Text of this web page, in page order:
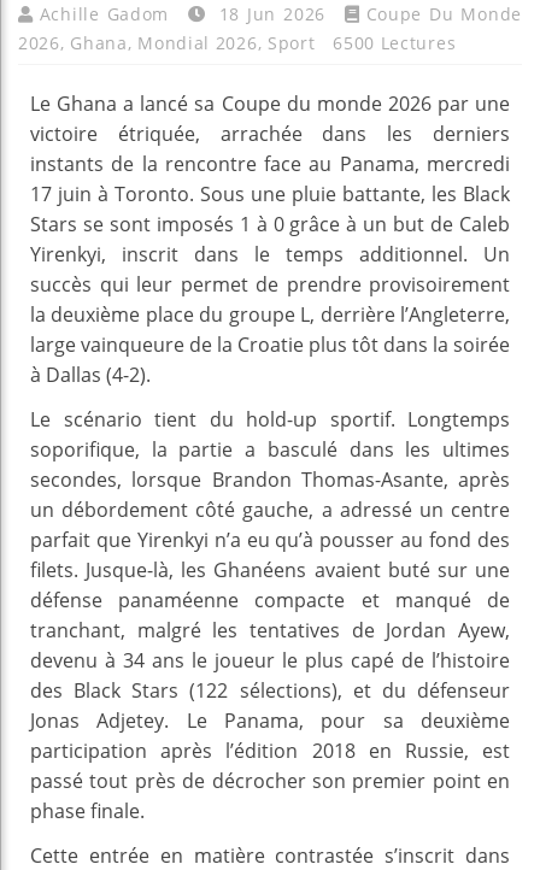
Achille Gadom 18 Jun 2026
Coupe Du Monde
2026, Ghana, Mondial 2026, Sport 6500 Lectures
Le Ghana a lancé sa Coupe du monde 2026 par une
victoire étriquée, arrachée dans les derniers
instants de la rencontre face au Panama, mercredi
17 juin à Toronto. Sous une pluie battante, les Black
Stars se sont imposés 1 à 0 grâce à un but de Caleb
Yirenkyi, inscrit dans le temps additionnel. Un
succès qui leur permet de prendre provisoirement
la deuxième place du groupe L, derrière l’Angleterre,
large vainqueure de la Croatie plus tôt dans la soirée
à Dallas (4-2).
Le scénario tient du hold-up sportif. Longtemps
soporifique, la partie a basculé dans les ultimes
secondes, lorsque Brandon Thomas-Asante, après
un débordement côté gauche, a adressé un centre
parfait que Yirenkyi n’a eu qu’à pousser au fond des
filets. Jusque-là, les Ghanéens avaient buté sur une
défense panaméenne compacte et manqué de
tranchant, malgré les tentatives de Jordan Ayew,
devenu à 34 ans le joueur le plus capé de l’histoire
des Black Stars (122 sélections), et du défenseur
Jonas Adjetey. Le Panama, pour sa deuxième
participation après l’édition 2018 en Russie, est
passé tout près de décrocher son premier point en
phase finale.
Cette entrée en matière contrastée s’inscrit dans